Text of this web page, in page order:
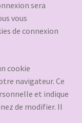
sera
vous
de connexion
cookie
navigateur. Ce
et indique
de modifier. Il